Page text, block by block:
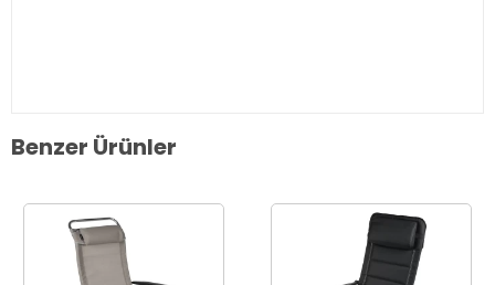
Benzer Ürünler